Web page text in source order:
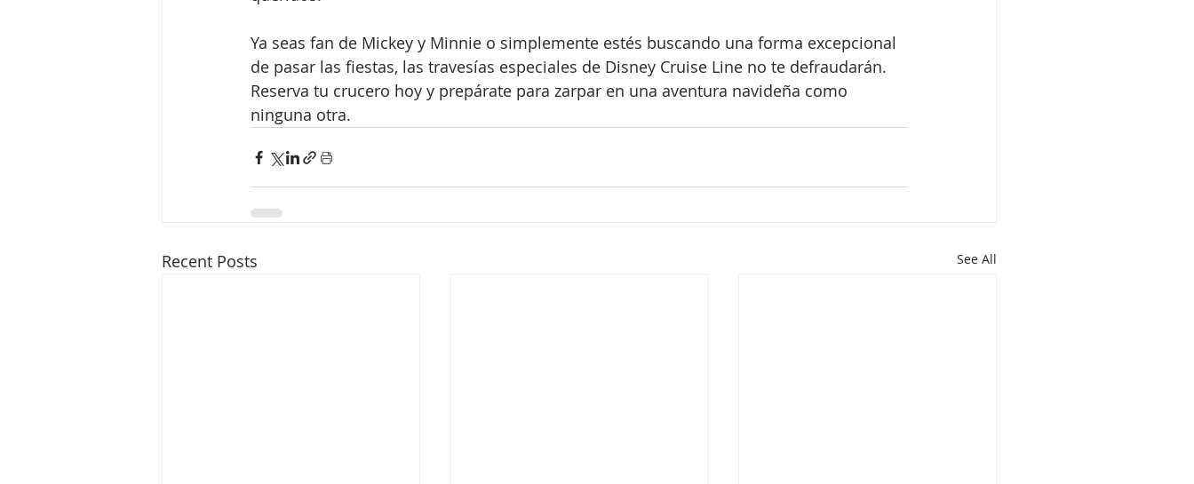
Ya seas fan de Mickey y Minnie o simplemente estés buscando una forma excepcional
de pasar las fiestas, las travesías especiales de Disney Cruise Line no te defraudarán.
Reserva tu crucero hoy y prepárate para zarpar en una aventura navideña como
ninguna otra.
Recent Posts See All